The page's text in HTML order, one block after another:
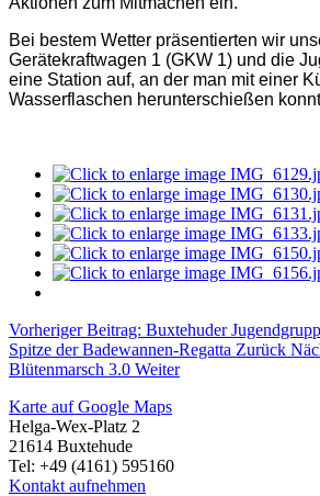
Bei bestem Wetter präsentierten wir
Gerätekraftwagen 1 (GKW 1) und die
eine Station auf, an der man mit einer
Wasserflaschen herunterschießen
Vorheriger Beitrag: Buxtehuder
Spitze der Badewannen-Regatta Zurück
Blütenmarsch 3.0 Weiter
Karte auf Google Maps
Helga-Wex-Platz 2
21614 Buxtehude
Tel: +49 (4161) 595160
Kontakt aufnehmen